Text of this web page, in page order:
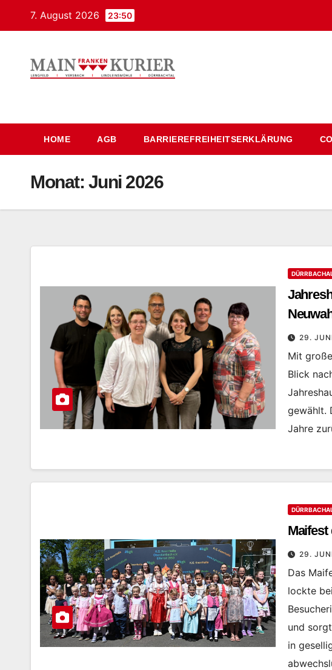
7. August 2026 23:50
HOME AGB BARRIEREFREIHEITSERKLÄRUNG
Monat: Juni 2026
29.
Mit
Blick
gewählt.
Jahre
29.
Das
lockte
und
in